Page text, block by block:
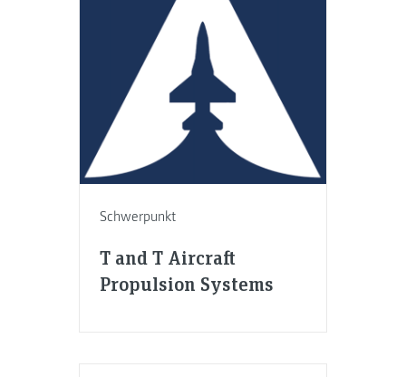
Schwerpunkt
T and T Aircraft
Propulsion Systems